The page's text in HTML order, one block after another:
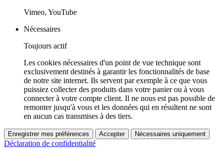
Vimeo, YouTube
Nécessaires
Toujours actif
Les cookies nécessaires d'un point de vue technique sont
exclusivement destinés à garantir les fonctionnalités de base
de notre site internet. Ils servent par exemple à ce que vous
puissiez collecter des produits dans votre panier ou à vous
connecter à votre compte client. Il ne nous est pas possible de
remonter jusqu'à vous et les données qui en résultent ne sont
en aucun cas transmises à des tiers.
Enregistrer mes préférences Accepter Nécessaires uniquement
Déclaration de confidentialité